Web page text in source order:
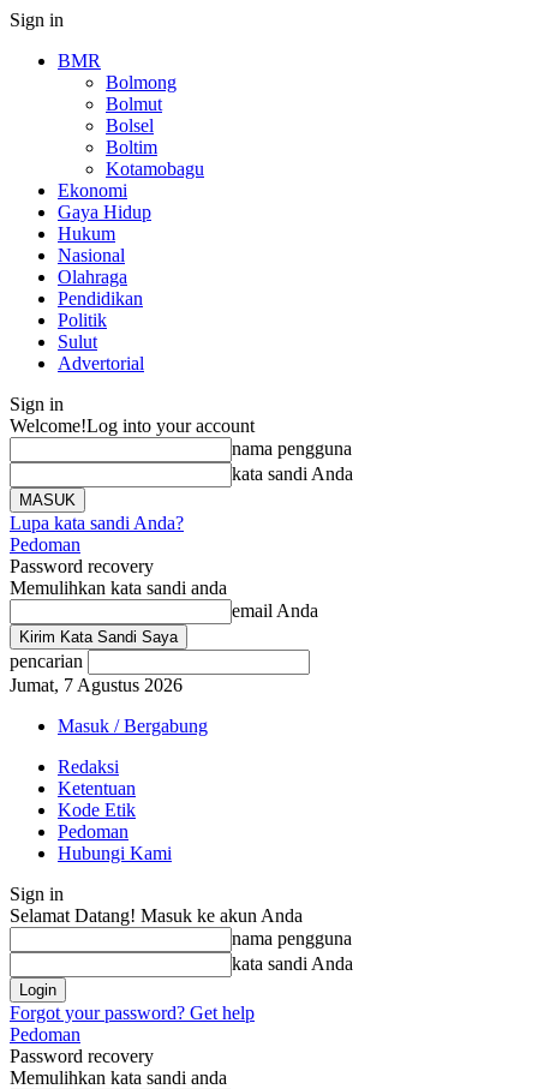
Sign in
BMR
Bolmong
Bolmut
Bolsel
Boltim
Kotamobagu
Ekonomi
Gaya Hidup
Hukum
Nasional
Olahraga
Pendidikan
Politik
Sulut
Advertorial
Sign in
Welcome!Log into your account
nama pengguna
kata sandi Anda
Lupa kata sandi Anda?
Pedoman
Password recovery
Memulihkan kata sandi anda
email Anda
pencarian
Jumat, 7 Agustus 2026
Masuk / Bergabung
Redaksi
Ketentuan
Kode Etik
Pedoman
Hubungi Kami
Sign in
Selamat Datang! Masuk ke akun Anda
nama pengguna
kata sandi Anda
Forgot your password? Get help
Pedoman
Password recovery
Memulihkan kata sandi anda